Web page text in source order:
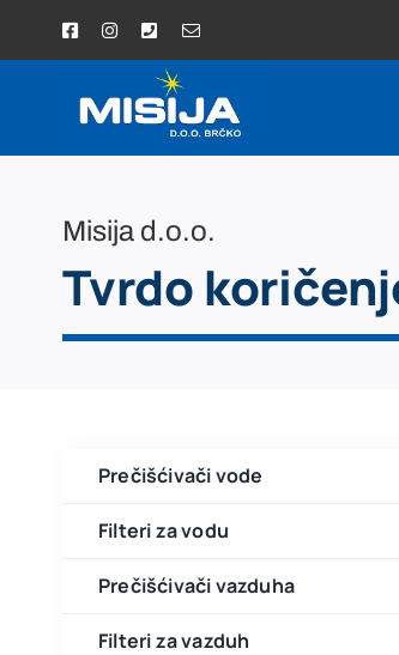
Misija d.o.o.
Tvrdo
Prečišćivači vode
Filteri za vodu
Prečišćivači vazduha
Filteri za vazduh